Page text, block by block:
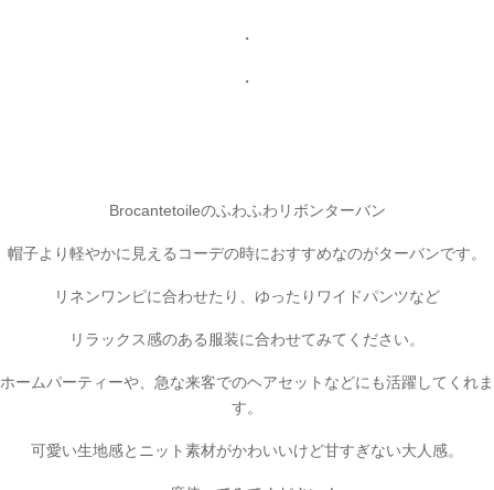
・
・
Brocantetoileのふわふわリボンターバン
帽子より軽やかに見えるコーデの時におすすめなのがターバンです。
リネンワンピに合わせたり、ゆったりワイドパンツなど
リラックス感のある服装に合わせてみてください。
ホームパーティーや、急な来客でのヘアセットなどにも活躍してくれま
す。
可愛い生地感とニット素材がかわいいけど甘すぎない大人感。